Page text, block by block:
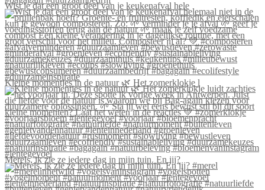
Wist je dat een groot deel van je keukenafval hele
Kleine momentjes in de natuur 🌿 Het zomerklokje l
Merels, ik zie ze iedere dag in mijn tuin. En jij?